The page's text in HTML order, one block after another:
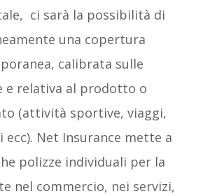
ci sarà la possibilità di
una copertura
calibrata sulle
e relativa al prodotto o
(attività sportive, viaggi,
Net Insurance mette a
polizze individuali per la
nel commercio, nei servizi,